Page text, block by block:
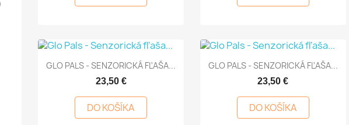
 Rýchly náhľad
GLO PALS - SENZORICKÁ FĽAŠA...
23,50 €
DO KOŠÍKA
 Rýchly náhľad
GLO PALS - SENZORICKÁ FĽAŠA...
23,50 €
DO KOŠÍKA